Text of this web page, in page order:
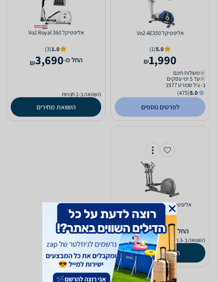
אליפטיקל Vo2 AE350
5.0
(1)
1,990
₪
משלוח חינם
עד 5 ימי עסקים
ב- גיל ספורט 1977
5.0
(475)
לפרטים נוספים
אליפטיקל Vo2 Royal 360
1.0
(3)
‫החל מ-3,690
₪
השוואה ב-1 חנויות
השוואת מחירים
אליפטיקל Vo2 CROSSFIT 88
‫החל מ- 11,900
₪
השוואה ב-3 חנויות
השוואת מחירים